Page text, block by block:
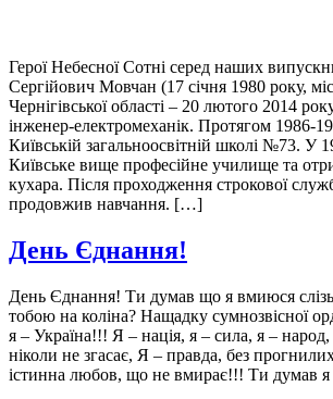
Герої Небесної Сотні серед наших
Сергійович Мовчан (17 січня 1980 року,
Чернігівської області – 20 лютого 2014
інженер-електромеханік. Протягом 1986-
Київській загальноосвітній школі №73. У
Київське вище професійне училище та
кухара. Після проходження строкової
продовжив навчання. […]
День Єднання!
День Єднання! Ти думав що я вмиюся
тобою на коліна? Нащадку сумнозвісної
я – Україна!!! Я – нація, я – сила, я –
ніколи не згасає, Я – правда, без
істинна любов, що не вмирає!!! Ти думав